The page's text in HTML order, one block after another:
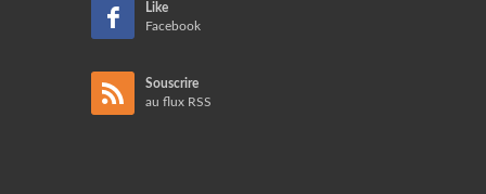
Like
Facebook
Souscrire
au flux RSS